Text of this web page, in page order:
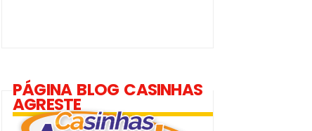
PÁGINA BLOG CASINHAS
AGRESTE